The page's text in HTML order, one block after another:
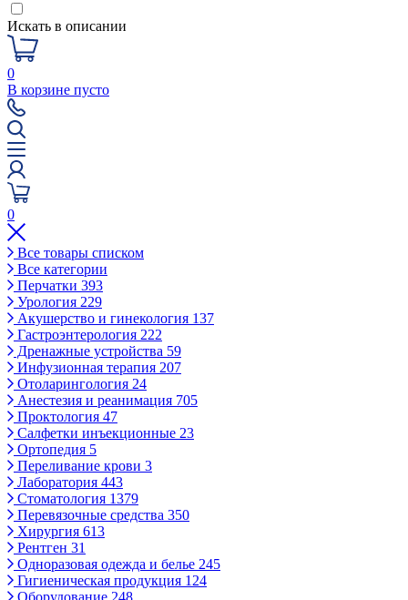
Искать в описании
0
В корзине пусто
0
Все товары списком
Все категории
Перчатки 393
Урология 229
Акушерство и гинекология 137
Гастроэнтерология 222
Дренажные устройства 59
Инфузионная терапия 207
Отоларингология 24
Анестезия и реанимация 705
Проктология 47
Салфетки инъекционные 23
Ортопедия 5
Переливание крови 3
Лаборатория 443
Стоматология 1379
Перевязочные средства 350
Хирургия 613
Рентген 31
Одноразовая одежда и белье 245
Гигиеническая продукция 124
Оборудование 248